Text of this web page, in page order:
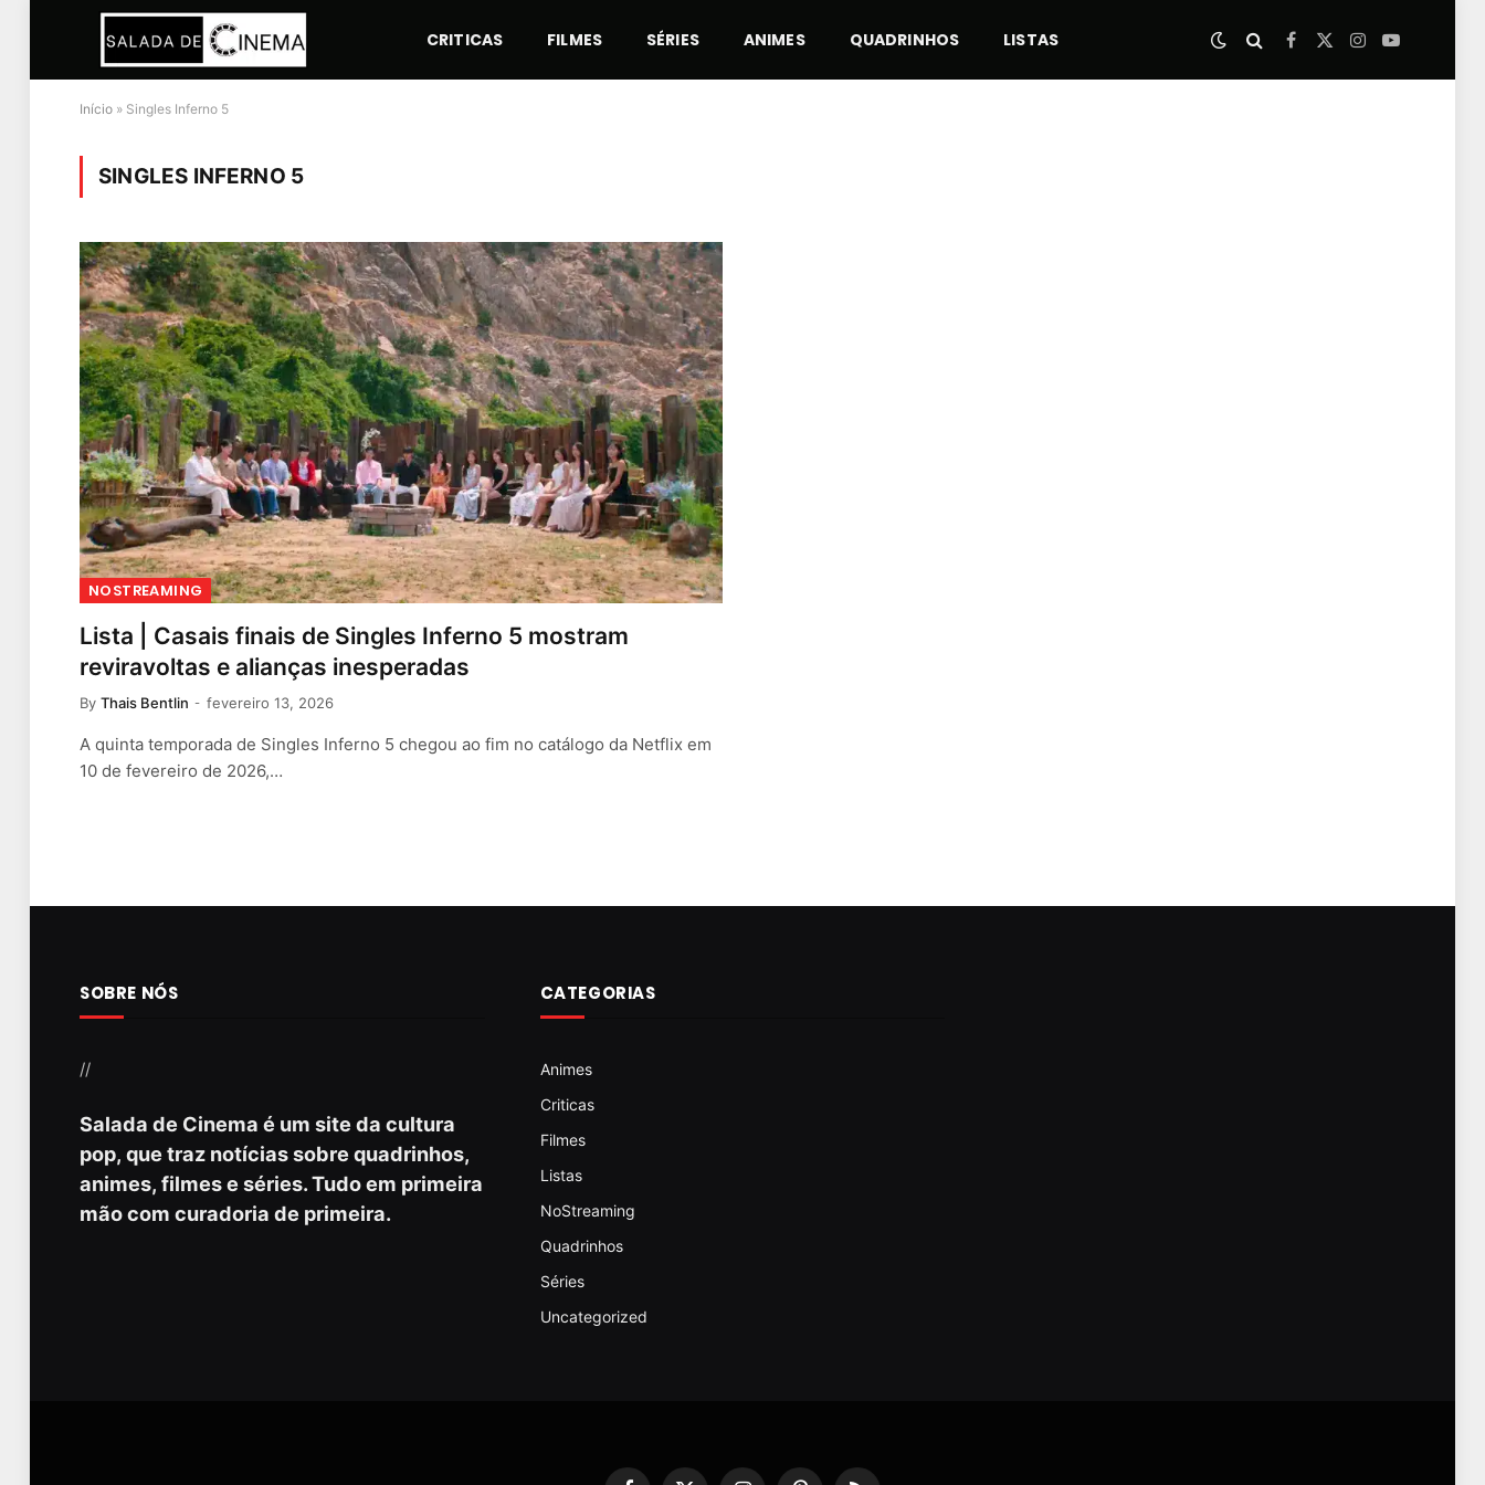
CRITICAS FILMES SÉRIES ANIMES QUADRINHOS LISTAS Facebook
X
Instagram
YouTube
Início » Singles Inferno 5
SINGLES INFERNO 5
NOSTREAMING
Lista | Casais finais de Singles Inferno 5 mostram
reviravoltas e alianças inesperadas
By Thais Bentlin fevereiro 13, 2026
A quinta temporada de Singles Inferno 5 chegou ao fim no catálogo da Netflix em
10 de fevereiro de 2026,…
SOBRE NÓS
//
Salada de Cinema é um site da cultura
pop, que traz notícias sobre quadrinhos,
animes, filmes e séries. Tudo em primeira
mão com curadoria de primeira.
CATEGORIAS
Animes
Criticas
Filmes
Listas
NoStreaming
Quadrinhos
Séries
Uncategorized